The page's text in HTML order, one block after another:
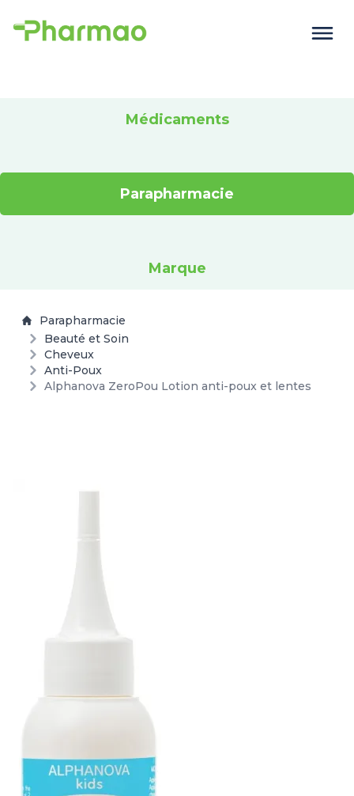
Médicaments
Parapharmacie
Marque
Parapharmacie
Beauté et Soin
Cheveux
Anti-Poux
Alphanova ZeroPou Lotion anti-poux et lentes